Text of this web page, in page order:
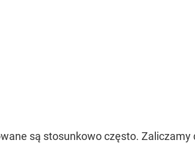
są stosunkowo często.